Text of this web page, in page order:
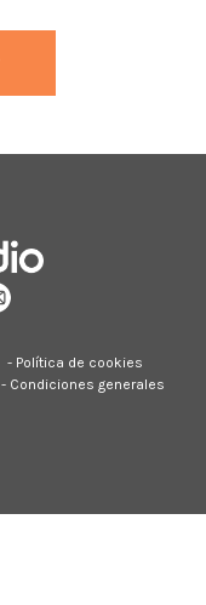
- Política de cookies
- Condiciones generales